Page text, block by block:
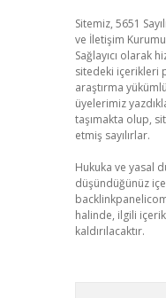
Sitemiz, 5651
ve İletişim
Sağlayıcı olarak
sitedeki içerikleri
araştırma
üyelerimiz
taşımakta olup,
etmiş sayılırlar.
Hukuka ve yasal
düşündüğünüz
halinde, ilgili
kaldırılacaktır.